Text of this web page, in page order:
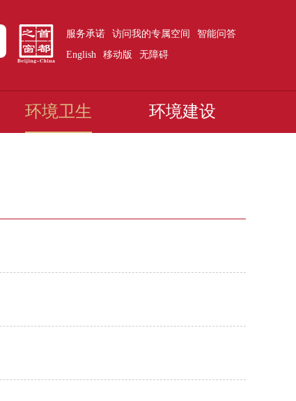
服务承诺 访问我的专属空间
智能问答
English
移动版 无障碍
环境卫生 环境建设